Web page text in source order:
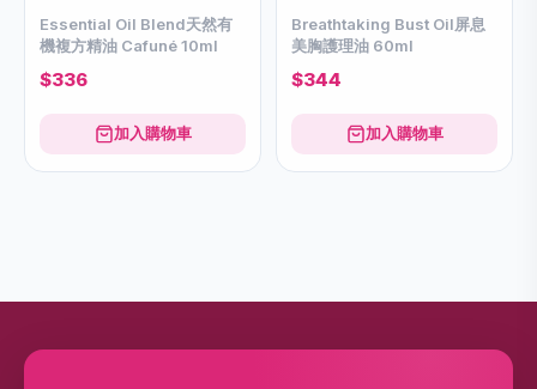
Essential Oil Blend天然有
機複方精油 Cafuné 10ml
$336
加入購物車
Breathtaking Bust Oil屏息
美胸護理油 60ml
$344
加入購物車